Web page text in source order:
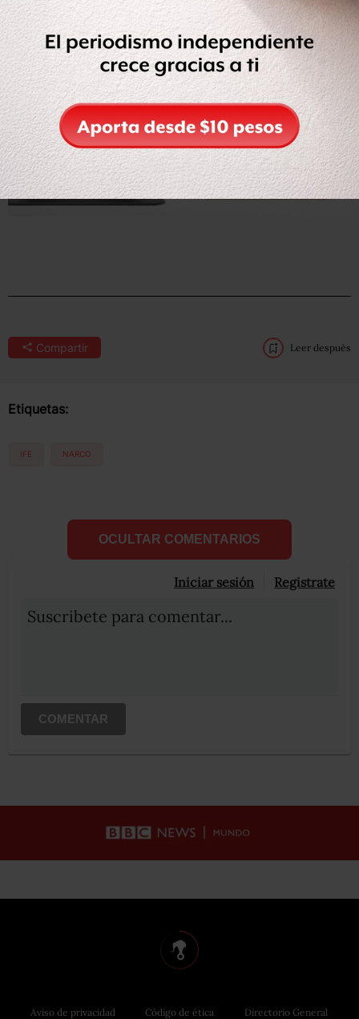
Compartir Leer después
Etiquetas:
IFE NARCO
OCULTAR COMENTARIOS
Iniciar sesión Registrate
Suscribete para comentar...
COMENTAR
Aviso de privacidad Código de ética Directorio General